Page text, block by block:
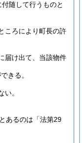
随して行うものと
ころにより町長の許
届け出て、当該物件
きる。
。
あるのは「法第29